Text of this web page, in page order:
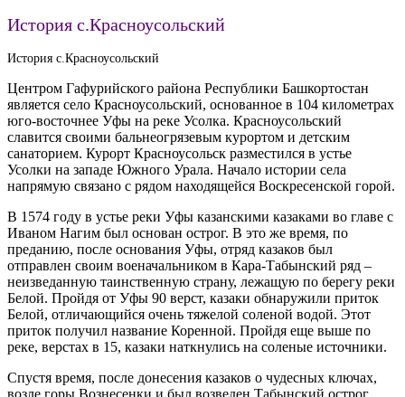
История с.Красноусольский
История с.Красноусольский
Центром Гафурийского района Республики Башкортостан
является село Красноусольский, основанное в 104 километрах
юго-восточнее Уфы на реке Усолка. Красноусольский
славится своими бальнеогрязевым курортом и детским
санаторием. Курорт Красноусольск разместился в устье
Усолки на западе Южного Урала. Начало истории села
напрямую связано с рядом находящейся Воскресенской горой.
В 1574 году в устье реки Уфы казанскими казаками во главе с
Иваном Нагим был основан острог. В это же время, по
преданию, после основания Уфы, отряд казаков был
отправлен своим военачальником в Кара-Табынский ряд –
неизведанную таинственную страну, лежащую по берегу реки
Белой. Пройдя от Уфы 90 верст, казаки обнаружили приток
Белой, отличающийся очень тяжелой соленой водой. Этот
приток получил название Коренной. Пройдя еще выше по
реке, верстах в 15, казаки наткнулись на соленые источники.
Спустя время, после донесения казаков о чудесных ключах,
возле горы Вознесенки и был возведен Табынский острог.